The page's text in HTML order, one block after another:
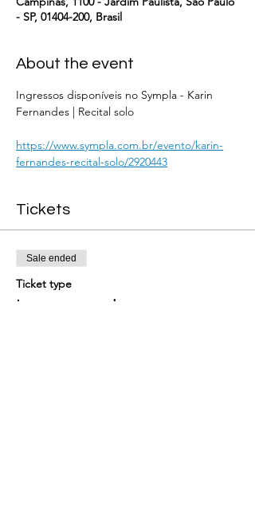
- SP, 01404-200, Brasil
About the event
Ingressos disponíveis no Sympla - Karin
Fernandes | Recital solo
https://www.sympla.com.br/evento/karin-
fernandes-recital-solo/2920443
Tickets
Sale ended
Ticket type
Ingresso geral